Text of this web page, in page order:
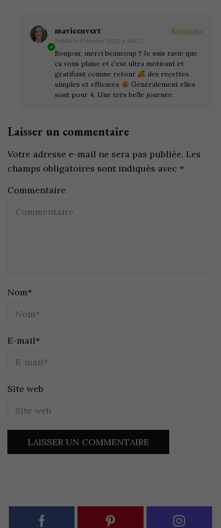
mavieenvert
Publié le 17 février 2022 à 10h22
Répondre
Bonjour, merci beaucoup !! Je suis ravie que
ca vous plaise et c’est ultra motivant et
gratifiant comme retour
des recettes
simples et efficaces
Généralement elles
sont pour 4. Une très belle journée
Laisser un commentaire
Votre adresse e-mail ne sera pas publiée. Les
champs obligatoires sont indiqués avec *
Commentaire
Nom*
E-mail*
Site web